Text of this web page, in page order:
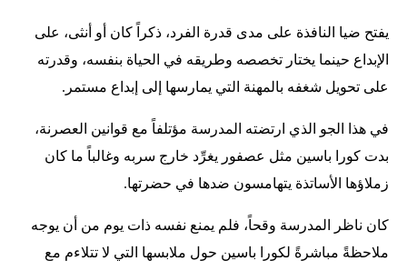
يفتح ضيا النافذة على مدى قدرة الفرد، ذكراً كان أو أنثى، على
الإبداع حينما يختار تخصصه وطريقه في الحياة بنفسه، وقدرته
على تحويل شغفه بالمهنة التي يمارسها إلى إبداع مستمر.
في هذا الجو الذي ارتضته المدرسة مؤتلفاً مع قوانين العصرنة،
بدت كورا باسين مثل عصفور يغرِّد خارج سربه وغالباً ما كان
زملاؤها الأساتذة يتهامسون ضدها في حضرتها.
كان ناظر المدرسة وقحاً، فلم يمنع نفسه ذات يوم من أن يوجه
ملاحظةً مباشرةً لكورا باسين حول ملابسها التي لا تتلاءم مع